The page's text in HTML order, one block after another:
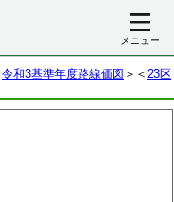
メニュー
令和3基準年度路線価図 ＞＜ 23区